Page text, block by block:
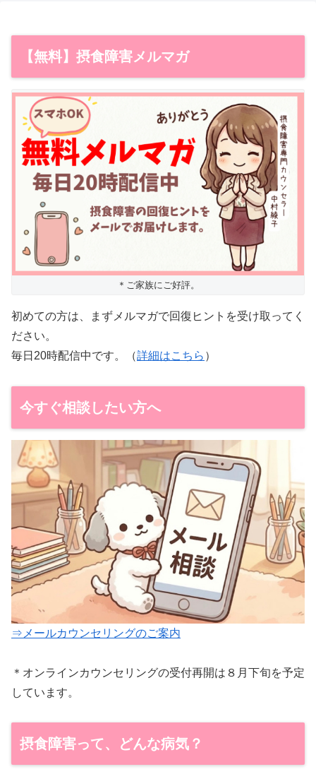
【無料】摂食障害メルマガ
＊ご家族にご好評。
初めての方は、まずメルマガで回復ヒントを受け取ってく
ださい。
毎日20時配信中です。（詳細はこちら ）
今すぐ相談したい方へ
⇒メールカウンセリングのご案内
＊オンラインカウンセリングの受付再開は８月下旬を予定
しています。
摂食障害って、どんな病気？